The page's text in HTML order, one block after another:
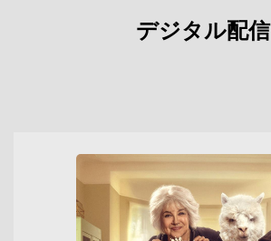
デジタル配信